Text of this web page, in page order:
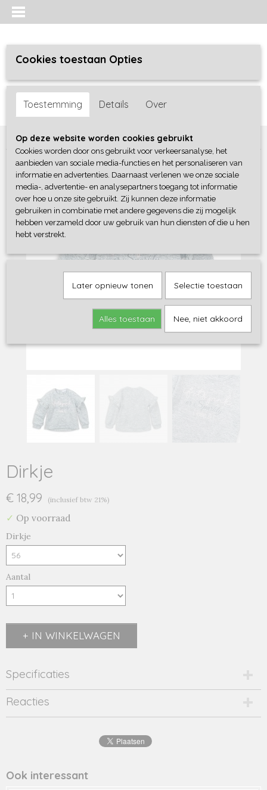
Inloggen Registreren
Home >Meisjes baby>Sweaters / Truien / Vesten
Dirkje
€ 18,99 (inclusief btw 21%)
✓ Op voorraad
Dirkje
Aantal
IN WINKELWAGEN
Specificaties
Productcode
36224-9148
Productcode leverancier
Reacties
Ook interessant
Cookies toestaan Opties
Toestemming Details Over
Op deze website worden cookies gebruikt
Cookies worden door ons gebruikt voor verkeersanalyse, het
aanbieden van sociale media-functies en het personaliseren van
informatie en advertenties. Daarnaast verlenen we onze sociale
media-, advertentie- en analysepartners toegang tot informatie
over hoe u onze site gebruikt. Zij kunnen deze informatie
gebruiken in combinatie met andere gegevens die zij mogelijk
hebben verzameld door uw gebruik van hun diensten of die u hen
hebt verstrekt.
Later opnieuw tonen Selectie toestaan
Alles toestaan Nee, niet akkoord